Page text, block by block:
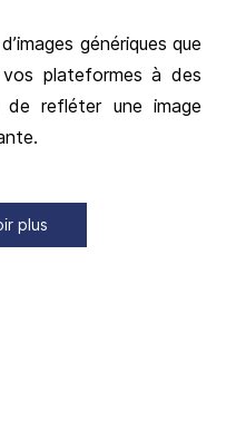
génériques que
plateformes à des
refléter une image
plus